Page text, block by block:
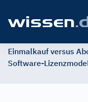
Einmalkauf versus
Software-